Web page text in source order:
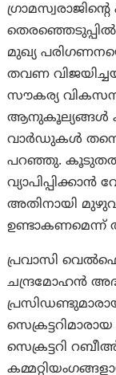
മുഖ്യ
തവണ
സൗകര്യ
ആനുകൂല്യങ്ങള്‍
വാര്‍ഡുകള്‍ തന്നെ
പറഞ്ഞു. കൂടുതല്‍
അതിനായി
ഉണ്ടാകണമെന്ന്
പ്രവാസി
ചന്ദ്രമോഹന്‍
സെക്രട്ടറി